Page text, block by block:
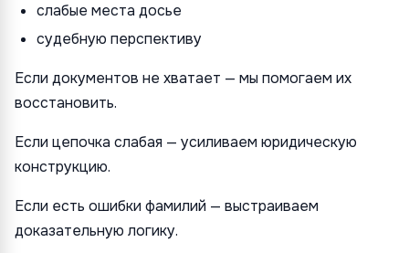
слабые места досье
судебную перспективу
Если документов не хватает — мы помогаем их
восстановить.
Если цепочка слабая — усиливаем юридическую
конструкцию.
Если есть ошибки фамилий — выстраиваем
доказательную логику.